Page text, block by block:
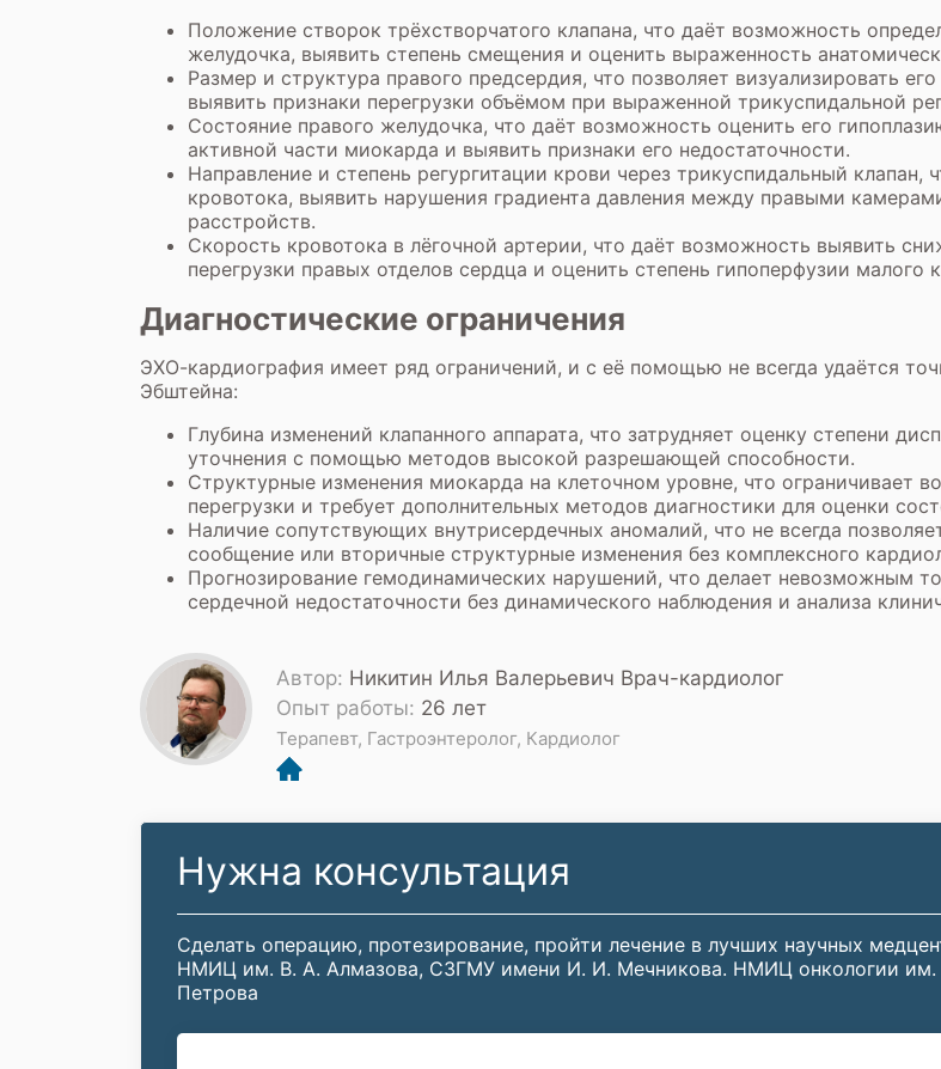
Положение створок трёхстворчатого клапана, что даёт возможность
желудочка, выявить степень смещения и оценить выраженность
Размер и структура правого предсердия, что позволяет визуализировать
выявить признаки перегрузки объёмом при выраженной трикуспидальной
Состояние правого желудочка, что даёт возможность оценить его
активной части миокарда и выявить признаки его недостаточности.
Направление и степень регургитации крови через трикуспидальный клапан,
кровотока, выявить нарушения градиента давления между правыми
расстройств.
Скорость кровотока в лёгочной артерии, что даёт возможность выявить
перегрузки правых отделов сердца и оценить степень гипоперфузии малого
Диагностические ограничения
ЭХО-кардиография имеет ряд ограничений, и с её помощью не всегда удаётся
Эбштейна:
Глубина изменений клапанного аппарата, что затрудняет оценку степени
уточнения с помощью методов высокой разрешающей способности.
Структурные изменения миокарда на клеточном уровне, что ограничивает
перегрузки и требует дополнительных методов диагностики для оценки
Наличие сопутствующих внутрисердечных аномалий, что не всегда
сообщение или вторичные структурные изменения без комплексного
Прогнозирование гемодинамических нарушений, что делает невозможным
сердечной недостаточности без динамического наблюдения и анализа
Автор: Никитин Илья Валерьевич Врач-кардиолог
Опыт работы: 26 лет
Терапевт, Гастроэнтеролог, Кардиолог
Нужна консультация
Сделать операцию, протезирование, пройти лечение в лучших научных
НМИЦ им. В. А. Алмазова, СЗГМУ имени И. И. Мечникова. НМИЦ онкологии
Петрова